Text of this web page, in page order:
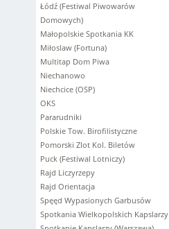
Łódź (Festiwal Piwowarów
Domowych)
Małopolskie Spotkania KK
Miłoslaw (Fortuna)
Multitap Dom Piwa
Niechanowo
Niechcice (OSP)
OKS
Pararudniki
Polskie Tow. Birofilistyczne
Pomorski Zlot Kol. Biletów
Puck (Festiwal Lotniczy)
Rajd Liczyrzepy
Rajd Orientacja
Spęęd Wypasionych Garbusów
Spotkania Wielkopolskich Kapslarzy